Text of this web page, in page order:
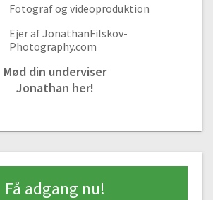
Fotograf og videoproduktion
Ejer af JonathanFilskov-
Photography.com
Mød din underviser
Jonathan her!
Få adgang nu!
og RAW editor
kursus